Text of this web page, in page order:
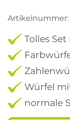
Artikelnummer:
Tolles
Würfel
normale